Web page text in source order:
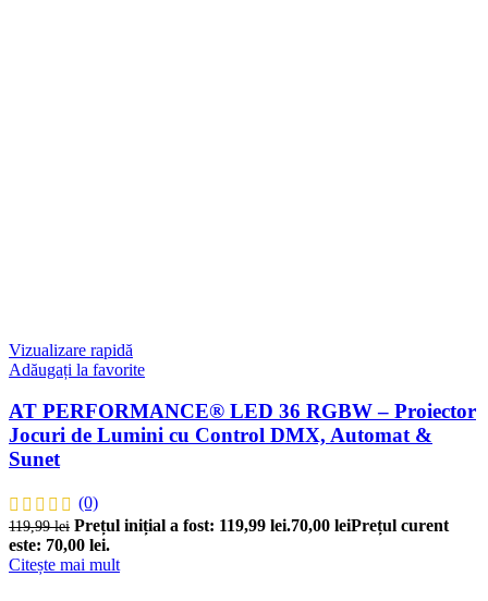
Vizualizare rapidă
Adăugați la favorite
AT PERFORMANCE® LED 36 RGBW – Proiector
Jocuri de Lumini cu Control DMX, Automat &
Sunet
(0)
119,99lei Prețul inițial a fost: 119,99 lei.70,00 leiPrețul curent
este: 70,00 lei.
Citește mai mult